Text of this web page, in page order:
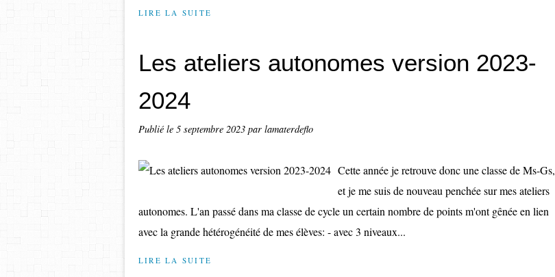
LIRE LA SUITE
Les ateliers autonomes version 2023-
2024
Publié le 5 septembre 2023 par lamaterdeflo
Cette année je retrouve donc une classe de Ms-Gs,
et je me suis de nouveau penchée sur mes ateliers
autonomes. L'an passé dans ma classe de cycle un certain nombre de points m'ont gênée en lien
avec la grande hétérogénéité de mes élèves: - avec 3 niveaux...
LIRE LA SUITE